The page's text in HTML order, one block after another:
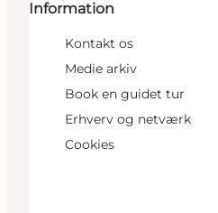
Information
Kontakt os
Medie arkiv
Book en guidet tur
Erhverv og netværk
Cookies